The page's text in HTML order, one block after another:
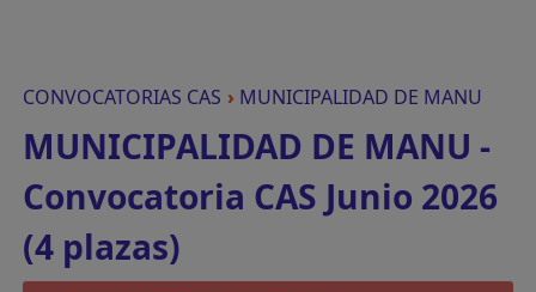
CONVOCATORIAS CAS › MUNICIPALIDAD DE MANU
MUNICIPALIDAD DE MANU -
Convocatoria CAS Junio 2026
(4 plazas)